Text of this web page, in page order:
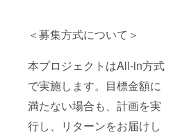
＜募集方式について＞
本プロジェクトはAll-in方式
で実施します。目標金額に
満たない場合も、計画を実
行し、リターンをお届けし